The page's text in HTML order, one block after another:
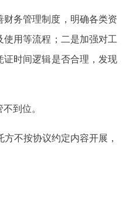
务管理制度，明确各类资
用等流程；二是加强对工
时间逻辑是否合理，发现
到位。
不按协议约定内容开展，